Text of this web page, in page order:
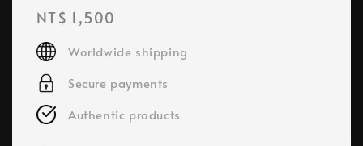
Regular
price
NT$ 1,500
Worldwide shipping
Secure payments
Authentic products